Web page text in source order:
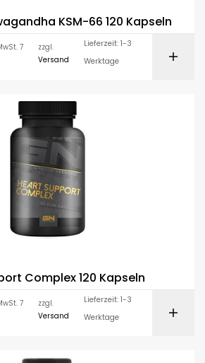
KSM-66 120 Kapseln
7
zzgl.
Versand
Lieferzeit: 1-3
Werktage
Complex 120 Kapseln
7
zzgl.
Versand
Lieferzeit: 1-3
Werktage